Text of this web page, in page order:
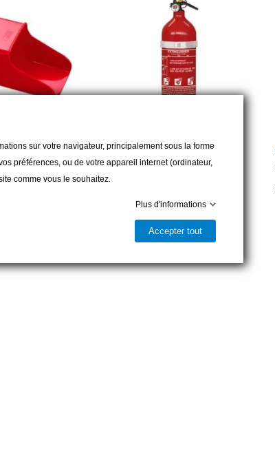
avec filtre
LALIZAS
Extincteur à poudre 2 kg avec
manomètre et support.
69,00 CHF
sur votre navigateur, principalement sous la forme
préférences, ou de votre appareil internet (ordinateur,
comme vous le souhaitez.
Plus d'informations
Accepter tout